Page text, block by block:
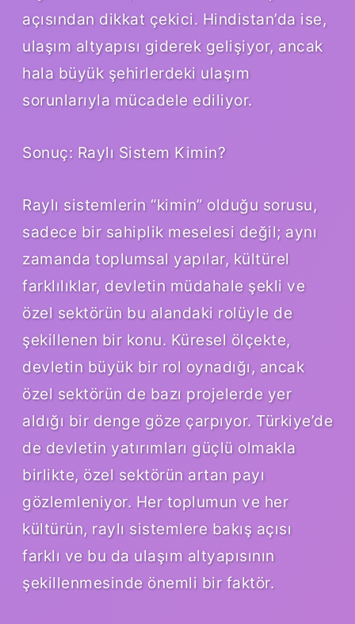
açısından dikkat çekici. Hindistan’da ise,
ulaşım altyapısı giderek gelişiyor, ancak
hala büyük şehirlerdeki ulaşım
sorunlarıyla mücadele ediliyor.
Sonuç: Raylı Sistem Kimin?
Raylı sistemlerin “kimin” olduğu sorusu,
sadece bir sahiplik meselesi değil; aynı
zamanda toplumsal yapılar, kültürel
farklılıklar, devletin müdahale şekli ve
özel sektörün bu alandaki rolüyle de
şekillenen bir konu. Küresel ölçekte,
devletin büyük bir rol oynadığı, ancak
özel sektörün de bazı projelerde yer
aldığı bir denge göze çarpıyor. Türkiye’de
de devletin yatırımları güçlü olmakla
birlikte, özel sektörün artan payı
gözlemleniyor. Her toplumun ve her
kültürün, raylı sistemlere bakış açısı
farklı ve bu da ulaşım altyapısının
şekillenmesinde önemli bir faktör.